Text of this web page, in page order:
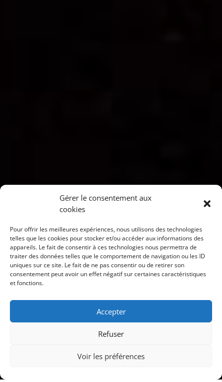
Gérer le consentement aux
cookies
Pour offrir les meilleures expériences, nous utilisons des technologies
telles que les cookies pour stocker et/ou accéder aux informations des
appareils. Le fait de consentir à ces technologies nous permettra de
traiter des données telles que le comportement de navigation ou les ID
uniques sur ce site. Le fait de ne pas consentir ou de retirer son
consentement peut avoir un effet négatif sur certaines caractéristiques
et fonctions.
Accepter
Refuser
Voir les préférences
"